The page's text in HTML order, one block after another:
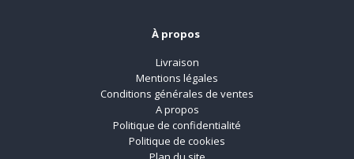
À propos
Livraison
Mentions légales
Conditions générales de ventes
A propos
Politique de confidentialité
Politique de cookies